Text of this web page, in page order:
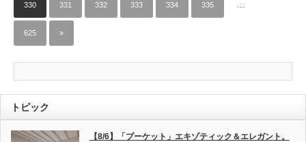
330 331 332 333 334 335
625 »
トピック
【8/6】「プーケット」エキゾティック＆エレガント。